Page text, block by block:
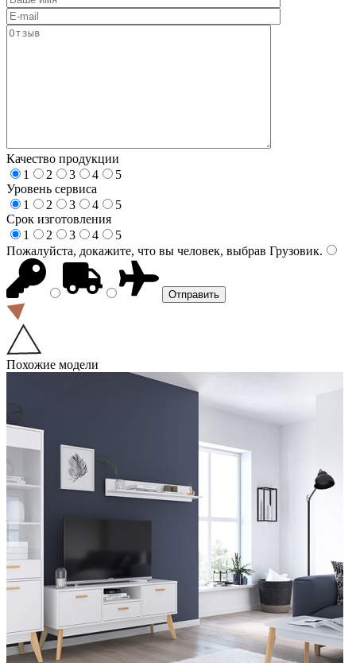
Качество продукции
1
2 3 4
5
Уровень сервиса
1
2 3 4
5
Срок изготовления
1
2 3 4
5
Пожалуйста, докажите, что вы человек, выбрав Грузовик.
Похожие модели